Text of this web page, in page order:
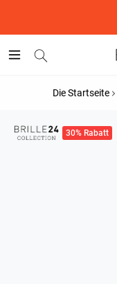
Die Startseite
30% Rabatt